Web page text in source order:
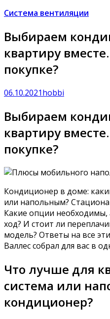
Система вентиляции
Выбираем
квартиру
покупке?
06.10.2021hobbi
Выбираем
квартиру
покупке?
Кондиционер в доме:
или напольным?
Какие опции
ход? И стоит ли
модель? Ответы на все
Валлес собрал для вас в
Что лучше для
система или
кондиционер?